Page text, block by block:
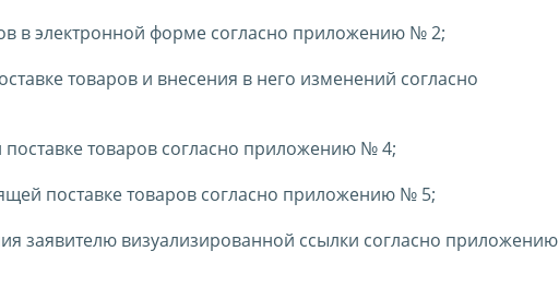
в электронной форме согласно приложению № 2;
товаров и внесения в него изменений согласно
товаров согласно приложению № 4;
поставке товаров согласно приложению № 5;
заявителю визуализированной ссылки согласно приложению